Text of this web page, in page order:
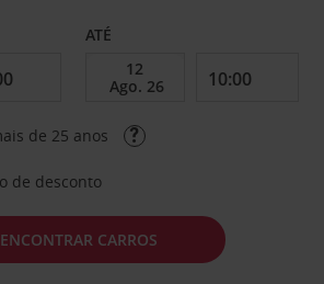
ATÉ
de 25 anos
de desconto
ENCONTRAR CARROS